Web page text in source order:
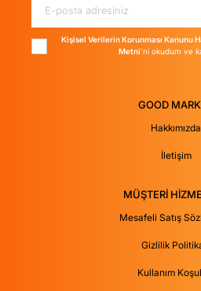
Kişisel Verilerin Korunması Kanunu
Metni'ni okudum ve
GOOD
Hakkımızda
İletişim
MÜŞTERİ
Mesafeli Satış
Gizlilik
Kullanım